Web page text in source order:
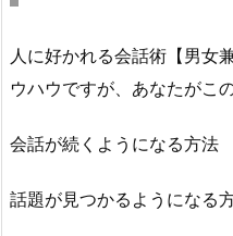
人に好かれる会話術【男女
ウハウですが、あなたがこ
会話が続くようになる方法
話題が見つかるようになる